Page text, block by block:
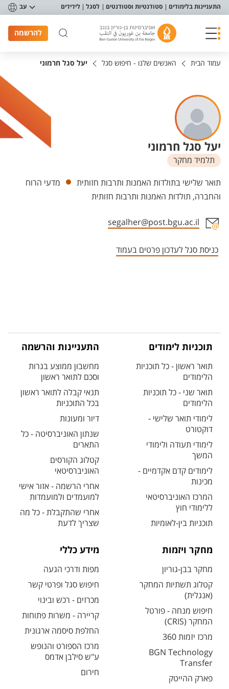
תפריט נגישות
התעניינות בלימודים סטודנטיות וסטודנטים לסגל לידידים עב
להרשמה
עמוד הבית האנשים שלנו - חיפוש סגל יעל סגל חרמוני
יעל סגל חרמוני
תלמיד מחקר
יחידות
תואר שלישי בתולדות האמנות ותרבות חזותית
מדעי הרוח
והחברה, תולדות האמנות ותרבות חזותית
segalher@post.bgu.ac.il
כניסת סגל לעדכון פרטים בעמוד
תוכניות לימודים
תואר ראשון - כל תוכניות
הלימודים
תואר שני - כל תוכניות
הלימודים
לימודי תואר שלישי -
דוקטורט
לימודי תעודה ולימודי
המשך
לימודים קדם אקדמיים -
מכינות
המרכז האוניברסיטאי
ללימודי חוץ
תוכניות בין-לאומיות
התעניינות והרשמה
מחשבון ממוצע בגרות
וסכם לתואר ראשון
תנאי קבלה לתואר ראשון
בכל התוכניות
דיור ומעונות
שנתון האוניברסיטה - כל
התארים
קטלוג הקורסים
האוניברסיטאי
אחרי הרשמה - אזור אישי
למועמדים ולמועמדות
אחרי שהתקבלת - כל מה
שצריך לדעת
מחקר ויזמות
מחקר בבן-גוריון
קטלוג תשתיות המחקר
(אנגלית)
חיפוש מנחה - פורטל
המחקר (CRIS)
מרכז יזמות 360
BGN Technology
Transfer
פארק ההייטק
מידע כללי
מפות ודרכי הגעה
חיפוש סגל ופרטי קשר
מכרזים - רכש ובינוי
קריירה - משרות פתוחות
החלפת סיסמה ארגונית
מרכז הספורט והנופש
ע"ש סילבן אדמס
חירום